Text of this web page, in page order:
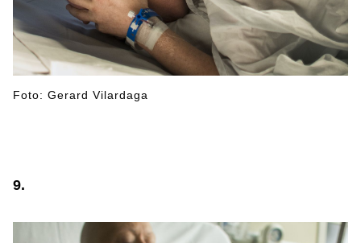
Foto: Gerard Vilardaga
9.